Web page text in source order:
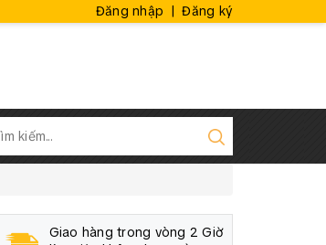
Đăng nhập | Đăng ký
Giao hàng trong vòng 2 Giờ